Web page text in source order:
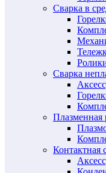
Сварка в
Сварка
Плазменная
Контактная